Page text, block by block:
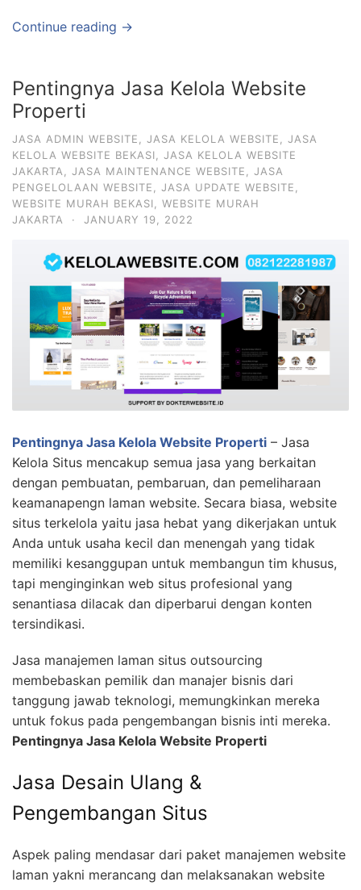
Continue reading →
Pentingnya Jasa Kelola Website
Properti
JASA ADMIN WEBSITE, JASA KELOLA WEBSITE, JASA
KELOLA WEBSITE BEKASI, JASA KELOLA WEBSITE
JAKARTA, JASA MAINTENANCE WEBSITE, JASA
PENGELOLAAN WEBSITE, JASA UPDATE WEBSITE,
WEBSITE MURAH BEKASI, WEBSITE MURAH
JAKARTA
· JANUARY 19, 2022
Pentingnya Jasa Kelola Website Properti – Jasa
Kelola Situs mencakup semua jasa yang berkaitan
dengan pembuatan, pembaruan, dan pemeliharaan
keamanapengn laman website. Secara biasa, website
situs terkelola yaitu jasa hebat yang dikerjakan untuk
Anda untuk usaha kecil dan menengah yang tidak
memiliki kesanggupan untuk membangun tim khusus,
tapi menginginkan web situs profesional yang
senantiasa dilacak dan diperbarui dengan konten
tersindikasi.
Jasa manajemen laman situs outsourcing
membebaskan pemilik dan manajer bisnis dari
tanggung jawab teknologi, memungkinkan mereka
untuk fokus pada pengembangan bisnis inti mereka.
Pentingnya Jasa Kelola Website Properti
Jasa Desain Ulang &
Pengembangan Situs
Aspek paling mendasar dari paket manajemen website
laman yakni merancang dan melaksanakan website